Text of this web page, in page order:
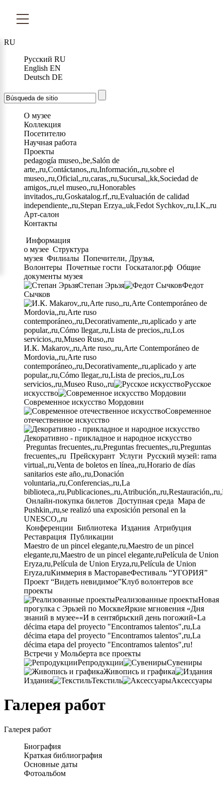
RU
Русский RU
English EN
Deutsch DE
О музее
Коллекция
Посетителю
Научная работа
Проекты
pedagogía museo,,be,Salón de
arte,,ru,Contáctanos,,ru,Información,,ru,sobre el
museo,,ru,Oficial,,ru,caras,,ru,Sucursal,,kk,Sociedad de
amigos,,ru,el museo,,ru,Honorables
invitados,,ru,Goskatalog.rf,,ru,Evaluación de calidad
independiente,,ru,Stepan Erzya,,uk,Fedot Sychkov,,ru,I.K,,ru
Арт-салон
Контакты
Информация
о музее Структура
музея Филиалы Попечители, Друзья,
Волонтеры Почетные гости Госкаталог.рф Общие
документы музея
Степан Эрьзя
Федот
Сычков
И.К. Makarov,,ru,Arte ruso,,ru,Arte Contemporáneo de
Mordovia,,ru,Arte ruso
contemporáneo,,ru,Decorativamente,,ru,aplicado y arte
popular,,ru,Cómo llegar,,ru,Lista de precios,,ru,Los
servicios,,ru,Museo Ruso,,ru
Русское
искусство
Современное искусство Мордовии
Современное
отечественное искусство
Декоративно - прикладное и народное искусство
Preguntas frecuentes,,ru,Preguntas frecuentes,,ru,Preguntas
frecuentes,,ru Прейскурант Услуги Русский музей: rama
virtual,,ru,Venta de boletos en línea,,ru,Horario de días
sanitarios este año,,ru,Donación
voluntaria,,ru,Conferencias,,ru,La
Онлайн-покупка билетов Доступная среда Mapa de
Pushkin,,ru,se realizó una exposición personal en la
UNESCO,,ru
Конференции Библиотека Издания Атрибуция
Реставрация Публикации
Maestro de un pincel elegante,ru,Maestro de un pincel
elegante,ru,Maestro de un pincel elegante,ruPelícula de Union
Eryza,ru,Película de Union Eryza,ru,Película de Union
Eryza,ruКиммерия в МасторавеФестиваль “УГОРИЯ”
Проект “Видеть невидимое”Клуб волонтеров все
проекты
Реализованные проектыНовая
прогулка с Эрьзей по МосквеЯркие мгновения «Дня
знаний в музее»«И в сентябрьский день погожий»La
décima etapa del proyecto "Encontramos talentos",ru,La
décima etapa del proyecto "Encontramos talentos",ru,La
décima etapa del proyecto "Encontramos talentos",ru!
Встречи у Мольберта все проекты
Репродукции
Сувениры
Живопись и графика
Издания
Текстиль Аксессуары
Галерея работ
Галерея работ
Биография
Краткая библиография
Основные даты
Фотоальбом